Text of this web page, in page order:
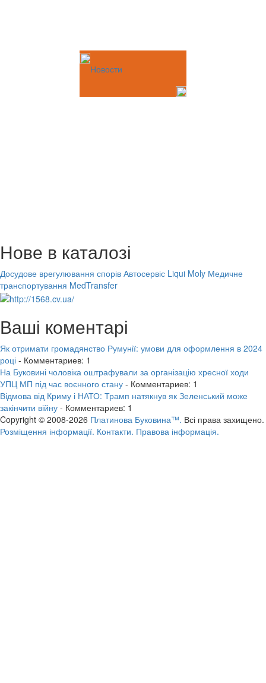
Новости
Нове в каталозі
Досудове врегулювання спорів Автосервіс Liqui Moly Медичне
транспортування MedTransfer
Ваші коментарі
Як отримати громадянство Румунії: умови для оформлення в 2024
році - Комментариев: 1
На Буковині чоловіка оштрафували за організацію хресної ходи
УПЦ МП під час воєнного стану - Комментариев: 1
Відмова від Криму і НАТО: Трамп натякнув як Зеленський може
закінчити війну - Комментариев: 1
Copyright © 2008-2026 Платинова Буковина™. Всі права захищено.
Розміщення інформації. Контакти. Правова інформація.